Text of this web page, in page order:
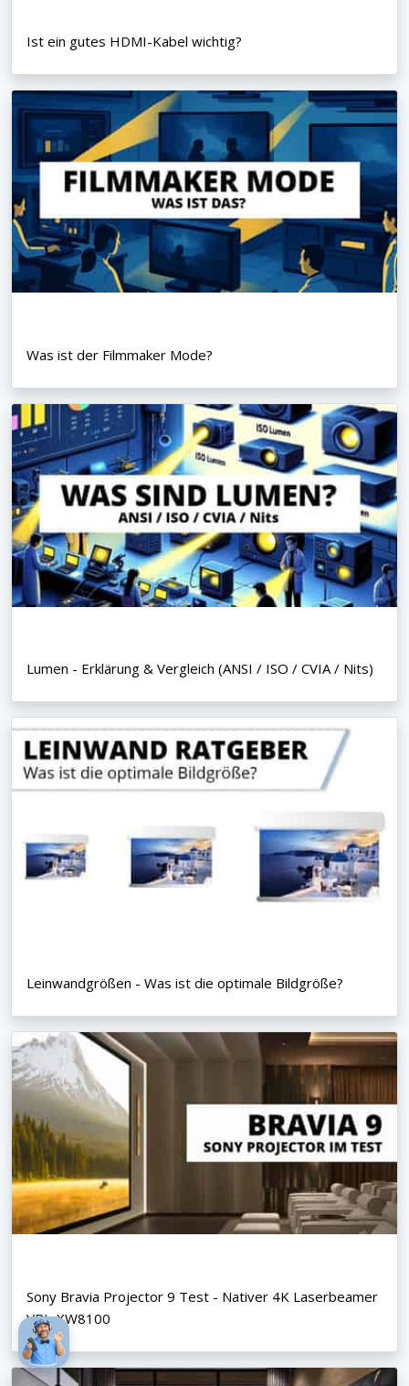
Ist ein gutes HDMI-Kabel wichtig?
Was ist der Filmmaker Mode?
Lumen - Erklärung & Vergleich (ANSI / ISO / CVIA / Nits)
Leinwandgrößen - Was ist die optimale Bildgröße?
Sony Bravia Projector 9 Test - Nativer 4K Laserbeamer
VPL-XW8100